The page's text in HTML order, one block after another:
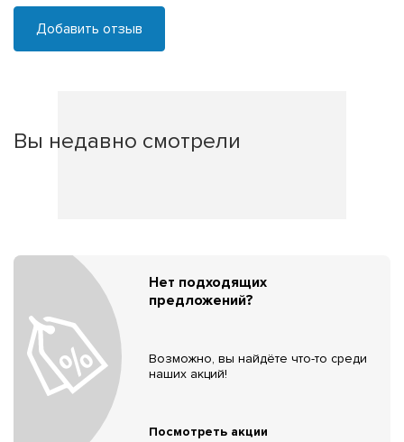
Добавить отзыв
Вы недавно смотрели
Нет подходящих
предложений?
Возможно, вы найдёте что-то среди
наших акций!
Посмотреть акции